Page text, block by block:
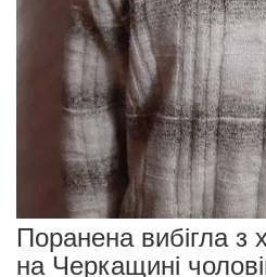
Поранена вибігла з
на Черкащині